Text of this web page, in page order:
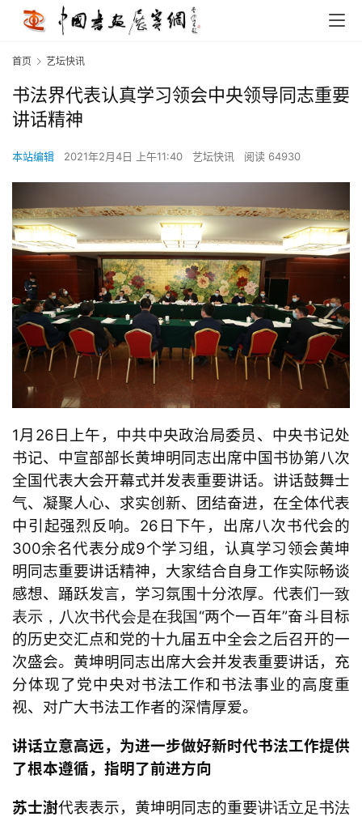
首页 艺坛快讯
书法界代表认真学习领会中央领导同志重要
讲话精神
本站编辑 2021年2月4日 上午11:40 艺坛快讯 阅读 64930
1月26日上午，中共中央政治局委员、中央书记处
书记、中宣部部长黄坤明同志出席中国书协第八次
全国代表大会开幕式并发表重要讲话。讲话鼓舞士
气、凝聚人心、求实创新、团结奋进，在全体代表
中引起强烈反响。26日下午，出席八次书代会的
300余名代表分成9个学习组，认真学习领会黄坤
明同志重要讲话精神，大家结合自身工作实际畅谈
感想、踊跃发言，学习氛围十分浓厚。 代表们一致
表示，八次书代会是在我国 “两个一百年”奋斗目标
的历史交汇点和党的十九届五中全会之后召开的一
次盛会。 黄坤明同志出席大会并发表重要讲话，充
分体现了党中央对书法工作和书法事业的高度重
视、对广大书法工作者的深情厚爱。
讲话立意高远，为进一步做好新时代书法工作提供
了根本遵循，指明了前进方向
苏士澍代表表示， 黄坤明同志的重要讲话立足书法